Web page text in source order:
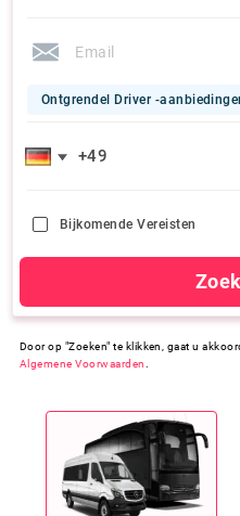
Ontgrendel Driver -
Bijkomende Vereisten
Door op "Zoeken" te klikken, gaat u
Algemene Voorwaarden